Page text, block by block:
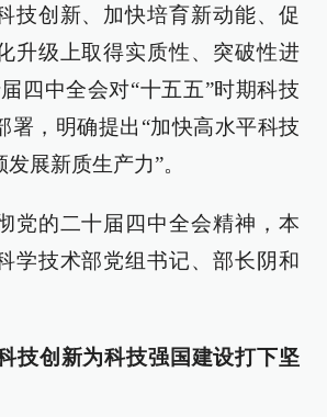
技创新、加快培育新动能、促
升级上取得实质性、突破性进
四中全会对“十五五”时期科技
署，明确提出“加快高水平科技
展新质生产力”。
党的二十届四中全会精神，本
学技术部党组书记、部长阴和
技创新为科技强国建设打下坚